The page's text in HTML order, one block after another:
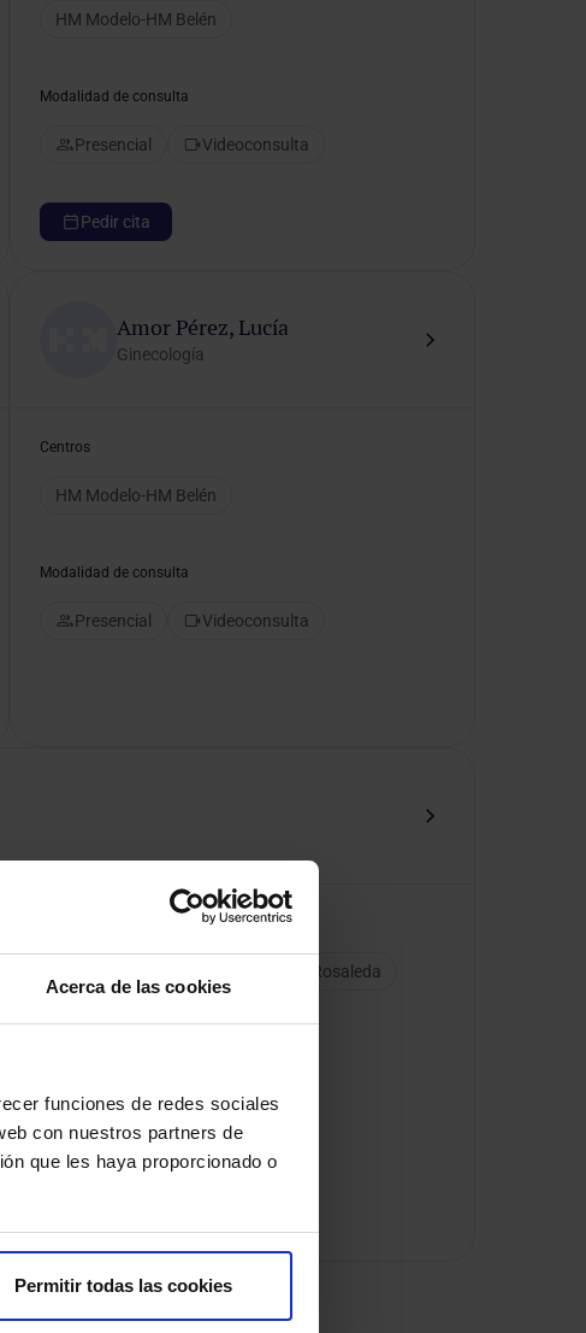
Acerca de las cookies
funciones de redes sociales
con nuestros partners de
que les haya proporcionado o
Permitir todas las cookies
HM Modelo-HM Belén
Modalidad de consulta
Presencial Videoconsulta
Pedir cita
Amor Pérez, Lucía
Ginecología
Centros
HM Modelo-HM Belén
Modalidad de consulta
Presencial Videoconsulta
HM Rosaleda